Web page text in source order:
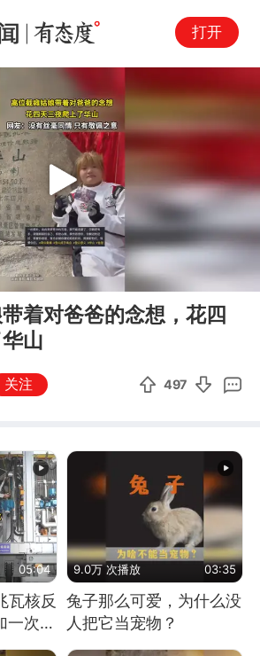
打开
Play
着对爸爸的念想，花四
山
关注 497
05:04
瓦核反
一次燃
9.0万 次播放 03:35
兔子那么可爱，为什么没
人把它当宠物？